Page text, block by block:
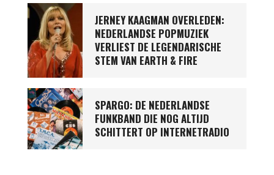
JERNEY KAAGMAN OVERLEDEN:
NEDERLANDSE POPMUZIEK
VERLIEST DE LEGENDARISCHE
STEM VAN EARTH & FIRE
SPARGO: DE NEDERLANDSE
FUNKBAND DIE NOG ALTIJD
SCHITTERT OP INTERNETRADIO